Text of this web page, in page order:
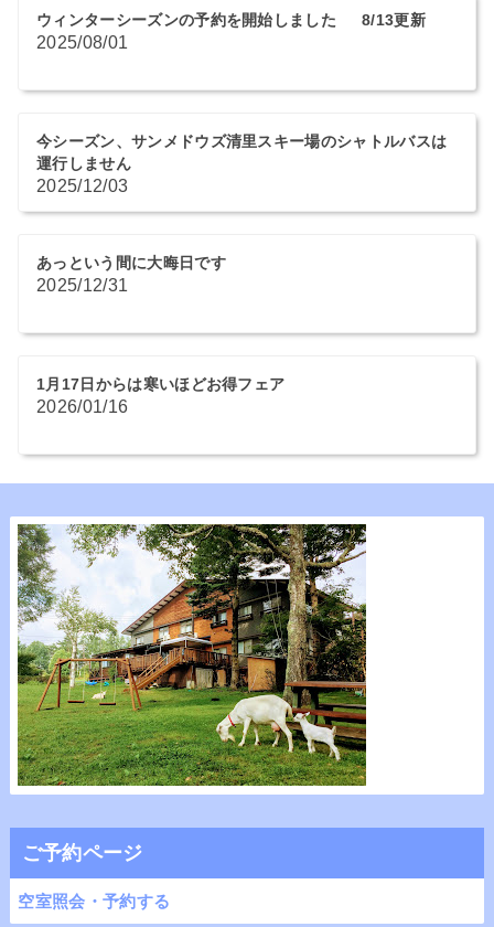
ウィンターシーズンの予約を開始しました 8/13更新
2025/08/01
今シーズン、サンメドウズ清里スキー場のシャトルバスは
運行しません
2025/12/03
あっという間に大晦日です
2025/12/31
1月17日からは寒いほどお得フェア
2026/01/16
ご予約ページ
空室照会・予約する